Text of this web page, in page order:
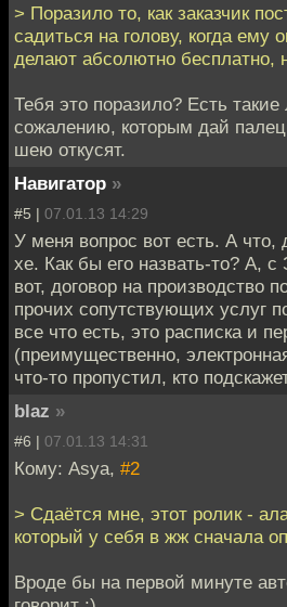
> Поразило то, как заказчик
садиться на голову, когда ему
делают абсолютно бесплатно,
Тебя это поразило? Есть
сожалению, которым дай
шею откусят.
Навигатор »
#5 | 07.01.13 14:29
У меня вопрос вот есть. А что,
хе. Как бы его назвать-то? А,
вот, договор на производство
прочих сопутствующих услуг
все что есть, это расписка и
(преимущественно,
что-то пропустил, кто
blaz »
#6 | 07.01.13 14:31
Кому: Asya, #2
> Сдаётся мне, этот ролик -
который у себя в жж сначала
Вроде бы на первой минуте